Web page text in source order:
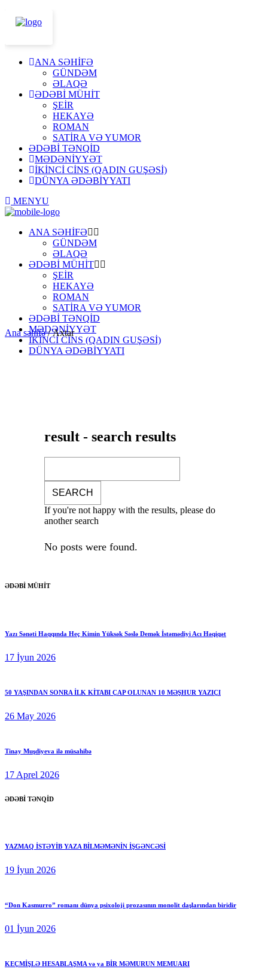
ANA SƏHİFƏ
GÜNDƏM
ƏLAQƏ
ƏDƏBİ MÜHİT
ŞEİR
HEKAYƏ
ROMAN
SATİRA VƏ YUMOR
ƏDƏBİ TƏNQİD
MƏDƏNİYYƏT
İKİNCİ CİNS (QADIN GUŞƏSİ)
DÜNYA ƏDƏBİYYATI
MENYU
ANA SƏHİFƏ
GÜNDƏM
ƏLAQƏ
ƏDƏBİ MÜHİT
ŞEİR
HEKAYƏ
ROMAN
SATİRA VƏ YUMOR
ƏDƏBİ TƏNQİD
MƏDƏNİYYƏT
İKİNCİ CİNS (QADIN GUŞƏSİ)
DÜNYA ƏDƏBİYYATI
Ana səhifə/Axtar
result - search results
If you're not happy with the results, please do
another search
No posts were found.
ƏDƏBİ MÜHİT
Yazı Sənəti Haqqında Heç Kimin Yüksək Səslə Demək İstəmədiyi Acı Həqiqət
17 İyun 2026
50 YAŞINDAN SONRA İLK KİTABI ÇAP OLUNAN 10 MƏŞHUR YAZIÇI
26 May 2026
Tinay Muşdiyeva ilə müsahibə
17 Aprel 2026
ƏDƏBİ TƏNQİD
YAZMAQ İSTƏYİB YAZA BİLMƏMƏNİN İŞGƏNCƏSİ
19 İyun 2026
“Don Kasmurro” romanı dünya psixoloji prozasının monolit daşlarından biridir
01 İyun 2026
KEÇMİŞLƏ HESABLAŞMA və ya BİR MƏMURUN MEMUARI